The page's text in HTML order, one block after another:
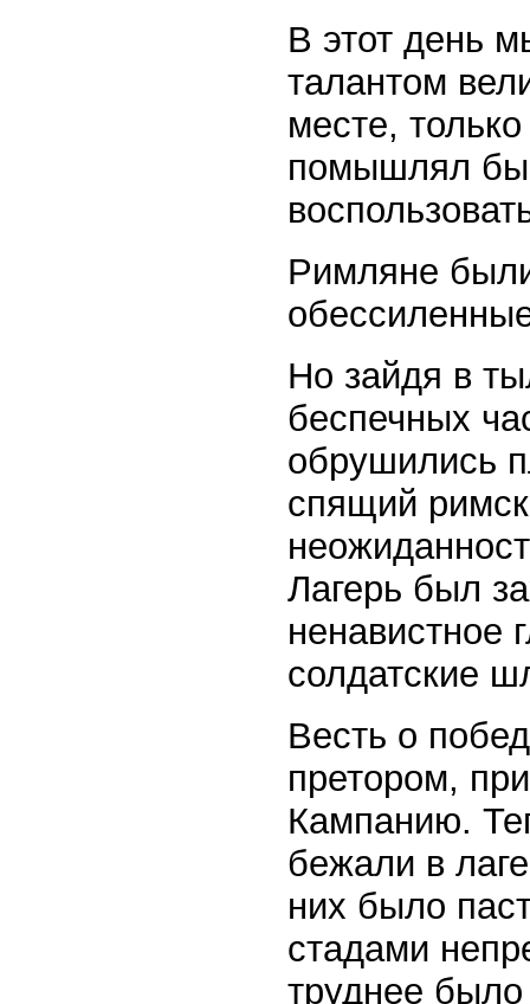
В этот день
талантом
месте,
помышлял бы
Римляне
Но зайдя в
беспечных
обрушились
спящий
Лагерь был
ненавистное
солдатские
Весть о
претором,
Кампанию.
бежали в
них было
стадами
труднее